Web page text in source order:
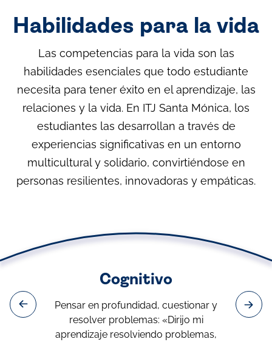
Habilidades para la vida
Las competencias para la vida son las
habilidades esenciales que todo estudiante
necesita para tener éxito en el aprendizaje, las
relaciones y la vida. En ITJ Santa Mónica, los
estudiantes las desarrollan a través de
experiencias significativas en un entorno
multicultural y solidario, convirtiéndose en
personas resilientes, innovadoras y empáticas.
Cognitivo
Pensar en profundidad, cuestionar y
resolver problemas: «Dirijo mi
aprendizaje resolviendo problemas,